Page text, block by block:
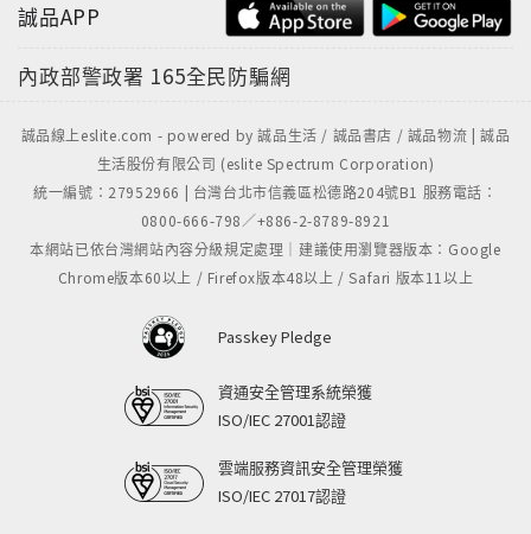
誠品APP
內政部警政署 165全民防騙網
誠品線上eslite.com - powered by 誠品生活 / 誠品書店 / 誠品物流 | 誠品
生活股份有限公司 (eslite Spectrum Corporation)
統一編號：27952966 | 台灣台北市信義區松德路204號B1 服務電話：
0800-666-798／+886-2-8789-8921
本網站已依台灣網站內容分級規定處理｜建議使用瀏覽器版本：Google
Chrome版本60以上 / Firefox版本48以上 / Safari 版本11以上
Passkey Pledge
資通安全管理系統榮獲
ISO/IEC 27001認證
雲端服務資訊安全管理榮獲
ISO/IEC 27017認證